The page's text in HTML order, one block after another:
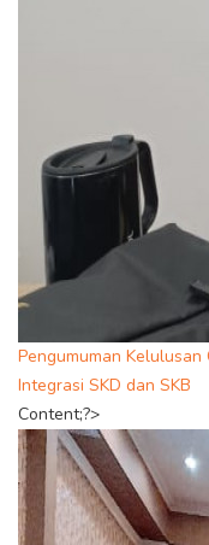
Pengumuman
Integrasi SKD dan SKB
Content;?>